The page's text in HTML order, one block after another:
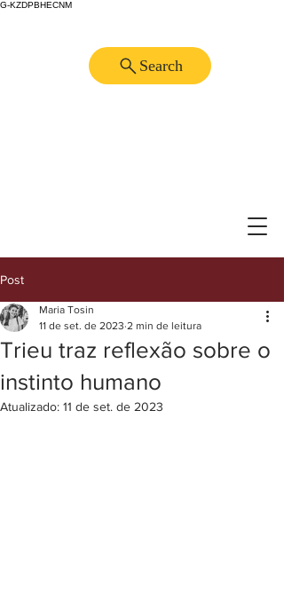
G-KZDPBHECNM
Search
Post
Trieu traz reflexão sobre o
instinto humano
Maria Tosin
11 de set. de 2023 2 min de leitura
Atualizado: 11 de set. de 2023